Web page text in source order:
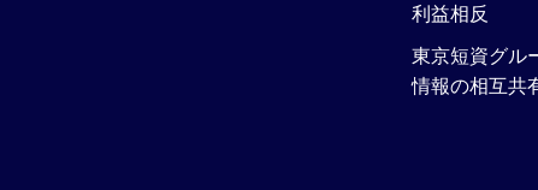
利益相反
東京短資グル
情報の相互共